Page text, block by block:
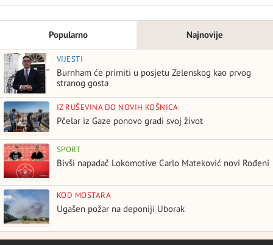
Popularno Najnovije
VIJESTI
Burnham će primiti u posjetu Zelenskog kao prvog
stranog gosta
IZ RUŠEVINA DO NOVIH KOŠNICA
Pčelar iz Gaze ponovo gradi svoj život
SPORT
Bivši napadač Lokomotive Carlo Mateković novi Rođeni
KOD MOSTARA
Ugašen požar na deponiji Uborak